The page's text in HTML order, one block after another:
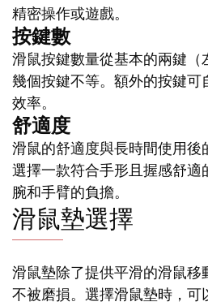
精密操作或遊戲。
按鍵數
滑鼠按鍵數量從基本的兩鍵（
幾個按鍵不等。額外的按鍵可
效率。
舒適度
滑鼠的舒適度與長時間使用後
選擇一款符合手形且握感舒適
腕和手臂的負擔。
滑鼠墊選擇
滑鼠墊除了提供平滑的滑鼠移
不被磨損。選擇滑鼠墊時，可